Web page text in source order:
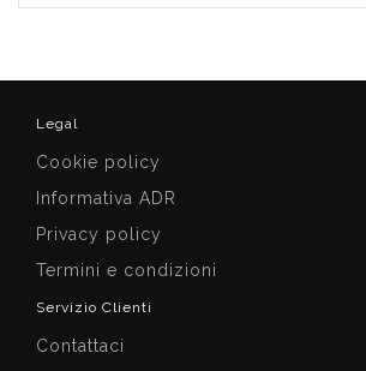
Legal
Cookie policy
Informativa ADR
Privacy policy
Termini e condizioni
Servizio Clienti
Contattaci